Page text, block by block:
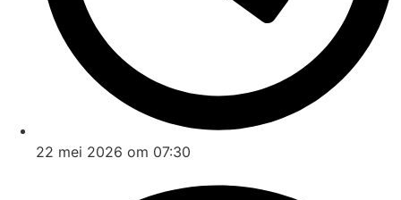
22 mei 2026 om 07:30